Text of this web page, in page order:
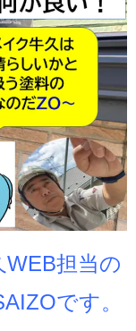
担当の
です。